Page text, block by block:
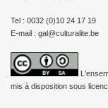
Tel : 0032 (0)10 24 17 19
E-mail : gal@culturalite.be
mis à disposition sous